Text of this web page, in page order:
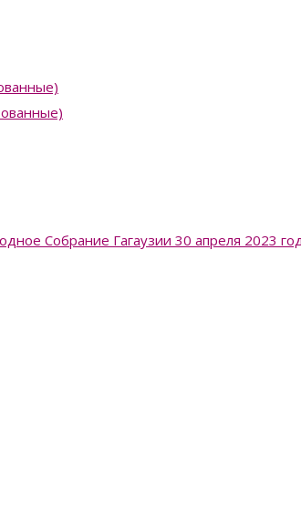
Собрание Гагаузии 30 апреля 2023